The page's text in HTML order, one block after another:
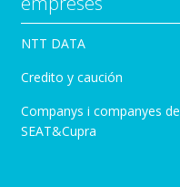
NTT DATA
Credito y caución
Companys i companyes de
SEAT&Cupra